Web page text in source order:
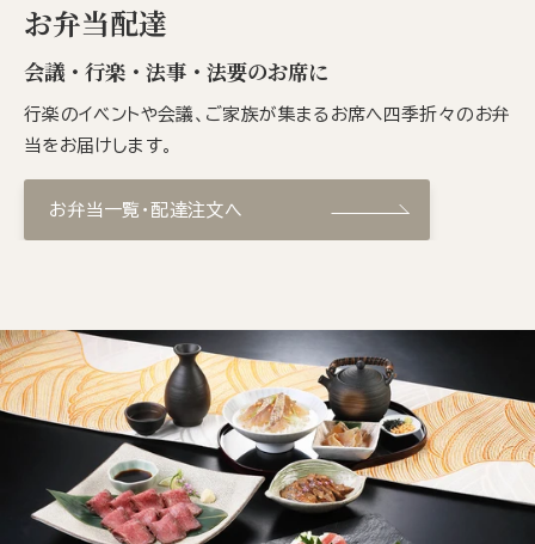
お弁当配達
会議・行楽・法事・法要のお席に
行楽のイベントや会議、ご家族が集まるお席へ四季折々のお弁
当をお届けします。
お弁当一覧・配達注文へ